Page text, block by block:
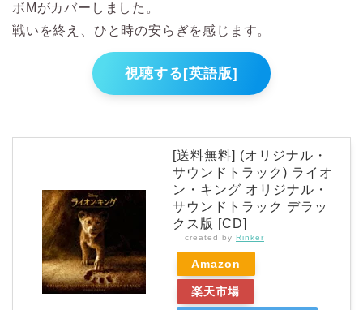
ボMがカバーしました。
戦いを終え、ひと時の安らぎを感じます。
視聴する[英語版]
[送料無料] (オリジナル・
サウンドトラック) ライオ
ン・キング オリジナル・
サウンドトラック デラッ
クス版 [CD]
created by Rinker
Amazon
楽天市場